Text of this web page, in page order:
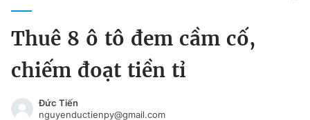
Đổi mật khẩu
Tin đã lưu
Tin đã xem
Thuê 8 ô tô đem cầm cố,
chiếm đoạt tiền tỉ
Đức Tiến
nguyenductienpy@gmail.com